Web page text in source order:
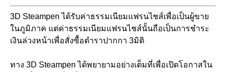
3D Steampen ได้รับค่าธรรมเนียมแฟรนไชส์เพื่อเป็นผู้ขาย
ในภูมิภาค แต่ค่าธรรมเนียมแฟรนไชส์นั้นถือเป็นการชำระ
เงินล่วงหน้าเพื่อสั่งซื้อตำราปากกา 3มิติ
ทาง 3D Steampen ได้พยายามอย่างเต็มที่เพื่อเปิดโอกาสใน